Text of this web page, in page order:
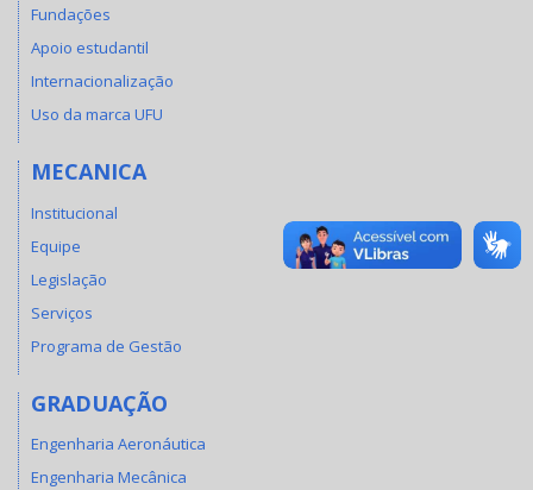
Fundações
Apoio estudantil
Internacionalização
Uso da marca UFU
MECANICA
Institucional
Equipe
Legislação
Serviços
Programa de Gestão
GRADUAÇÃO
Engenharia Aeronáutica
Engenharia Mecânica